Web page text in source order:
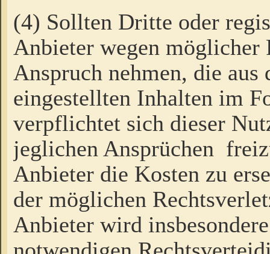
(4) Sollten Dritte oder
Anbieter wegen möglicher
Anspruch nehmen, die
eingestellten Inhalten im
verpflichtet sich dieser
jeglichen Ansprüchen
Anbieter die Kosten zu
der möglichen
Anbieter wird